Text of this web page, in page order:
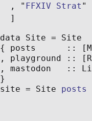
FFXIV Strat
posts